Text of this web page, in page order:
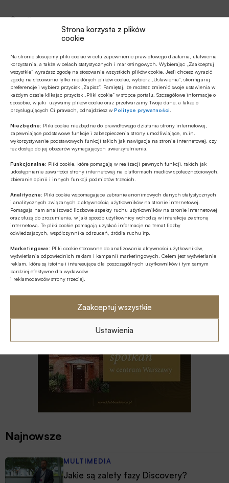
Strona korzysta z plików
cookie
Na stronie stosujemy pliki cookie w celu zapewnienie prawidłowego działania, ułatwienia
korzystania, a także w celach statystycznych i marketingowych. Wybierając „Zaakceptuj
wszystkie” wyrażasz zgodę na stosowanie wszystkich plików cookie. Jeśli chcesz wyrazić
zgodę na stosowanie tylko niektórych plików cookie, wybierz „Ustawienia”, skonfiguruj
preferencje i wybierz przycisk „Zapisz”. Pamiętaj, że możesz zmienić swoje ustawienia w
każdym czasie klikając przycisk „Pliki cookie” w stopce portalu. Szczegółowe informacje o
sposobie, w jaki używamy plików cookie oraz przetwarzamy Twoje dane, a także o
przysługujących Ci prawach, odnajdziesz wPolityce prywatności
Niezbędne: Pliki cookie niezbędne do prawidłowego działania strony internetowej,
zapewniające podstawowe funkcje i zabezpieczenia strony umożliwiające, m.in.
wykorzystywanie podstawowych funkcji takich jak nawigacja na stronie internetowej, czy
tez dostęp do jej obszarów wymagających uwierzytelnienia.
Funkcjonalne: Pliki cookie, które pomagają w realizacji pewnych funkcji, takich jak
udostępnianie zawartości strony internetowej na platformach mediów społecznościowych,
zbieranie opinii i innych funkcji podmiotów trzecich.
Analityczne: Pliki cookie wspomagające zebranie anonimowych danych statystycznych
i analitycznych związanych z aktywnością użytkowników na stronie internetowej.
Pomagają nam analizować liczbowe aspekty ruchu użytkowników na stronie internetowej
oraz służą do zrozumienia, w jaki sposób użytkownicy wchodzą w interakcje ze stroną
internetową. Te pliki cookie pomagają uzyskać informacje na temat liczby
odwiedzających, współczynnika odrzuceń, źródła ruchu itp.
Marketingowe: Pliki cookie stosowane do analizowania aktywności użytkowników,
wyświetlania odpowiednich reklam i kampanii marketingowych. Celem jest wyświetlanie
reklam, które są istotne i interesujące dla poszczególnych użytkowników i tym samym
bardziej efektywne dla wydawców
i reklamodawców strony trzeciej.
Zaakceptuj wszystkie
Ustawienia
Źródło
Polecamy
MULTIMEDIA
Banki mogą bezpośrednio finansować
przemysł zbrojeniowy
Z RYNKU FINANSOWEGO
PKO BP o nowych zasadach
ustawowych w sprawach frankowych
MULTIMEDIA
Na czym polega faza Discovery?
Z RYNKU FINANSOWEGO
Branża leasingowa o inwestycjach w
polskiej gospodarce, programie SAFE i
polityce dual use
Najnowsze
MULTIMEDIA
Jakie są zalety fazy Discovery?